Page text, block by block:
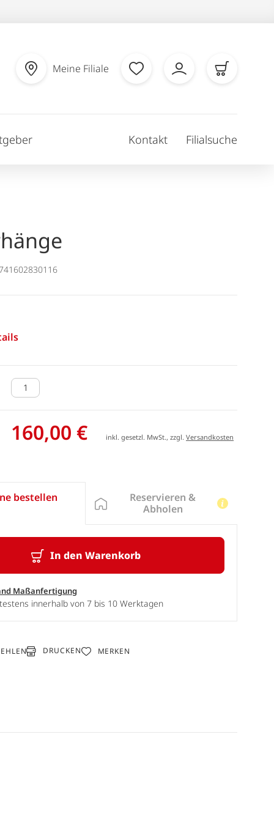
Meine Filiale
Kontakt Filialsuche
160,00 € inkl. gesetzl. MwSt., zzgl.Versandkosten
bestellen
In den Warenkorb
Maßanfertigung
innerhalb von 7 bis 10 Werktagen
Reservieren &
Abholen
DRUCKEN MERKEN